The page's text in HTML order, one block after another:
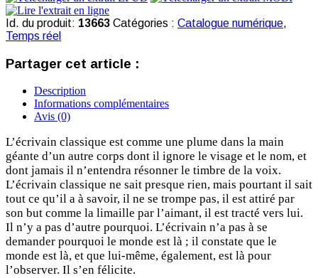
Id. du produit: 13663 Catégories : Catalogue numérique,
Temps réel
Partager cet article :
Description
Informations complémentaires
Avis (0)
L’écrivain classique est comme une plume dans la main
géante d’un autre corps dont il ignore le visage et le nom, et
dont jamais il n’entendra résonner le timbre de la voix.
L’écrivain classique ne sait presque rien, mais pourtant il sait
tout ce qu’il a à savoir, il ne se trompe pas, il est attiré par
son but comme la limaille par l’aimant, il est tracté vers lui.
Il n’y a pas d’autre pourquoi. L’écrivain n’a pas à se
demander pourquoi le monde est là ; il constate que le
monde est là, et que lui-même, également, est là pour
l’observer. Il s’en félicite.